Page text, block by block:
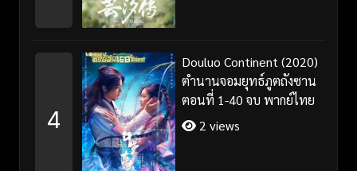
4
Douluo Continent (2020)
ตำนานจอมยุทธ์ภูตถังซาน
ตอนที่ 1-40 จบ พากย์ไทย
2 views